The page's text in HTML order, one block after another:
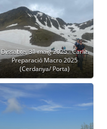
Dissabte, 31 maig 2025 - Carlit.
Preparació Macro 2025
(Cerdanya/ Porta)